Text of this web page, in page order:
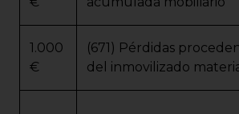
1.000
€
(671) Pérdidas
del inmovilizado